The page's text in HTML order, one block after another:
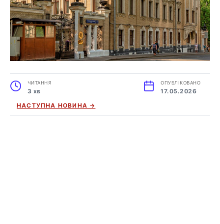
ЧИТАННЯ
3 хв
ОПУБЛІКОВАНО
17.05.2026
НАСТУПНА НОВИНА →